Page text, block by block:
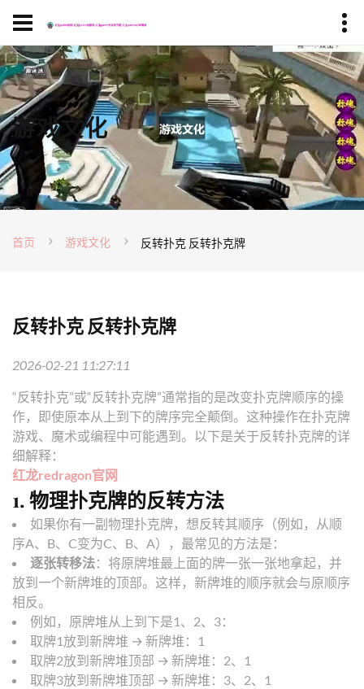
游戏文化
首页 游戏文化 反转扑克 反转扑克牌
反转扑克 反转扑克牌
2026-02-21 11:27:11
“反转扑克”或“反转扑克牌”通常指的是改变扑克牌顺序的操
作，即使原本从上到下的牌序完全颠倒。这种操作在扑克牌
游戏、魔术或编程中可能遇到。以下是关于反转扑克牌的详
细解释：
红龙redragon官网
1.物理扑克牌的反转方法
如果你有一副物理扑克牌，想反转其顺序（例如，从顺
序A、B、C变为C、B、A），最常见的方法是：
逐张转移法：将原牌堆最上面的牌一张一张地拿起，并
放到一个新牌堆的顶部。这样，新牌堆的顺序就会与原顺序
相反。
例如，原牌堆从上到下是1、2、3：
取牌1放到新牌堆 → 新牌堆：1
取牌2放到新牌堆顶部 → 新牌堆：2、1
取牌3放到新牌堆顶部 → 新牌堆：3、2、1